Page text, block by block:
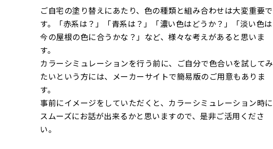
ご自宅の塗り替えにあたり、色の種類と組み合わせは大変重要で
す。「赤系は？」「青系は？」「濃い色はどうか？」「淡い色は
今の屋根の色に合うかな？」など、様々な考えがあると思いま
す。
カラーシミュレーションを行う前に、ご自分で色合いを試してみ
たいという方には、メーカーサイトで簡易版のご用意もありま
す。
事前にイメージをしていただくと、カラーシミュレーション時に
スムーズにお話が出来るかと思いますので、是非ご活用くださ
い。